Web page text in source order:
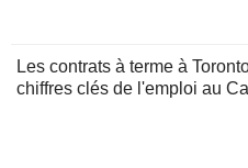
Les contrats à terme à
chiffres clés de l'emploi au